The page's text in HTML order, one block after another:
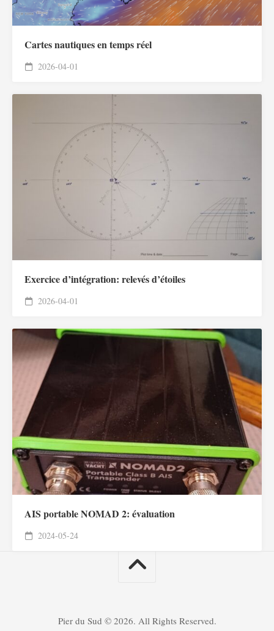
Cartes nautiques en temps réel
2026-04-01
Exercice d’intégration: relevés d’étoiles
2026-04-01
AIS portable NOMAD 2: évaluation
2024-05-24
Pier du Sud © 2026. All Rights Reserved.